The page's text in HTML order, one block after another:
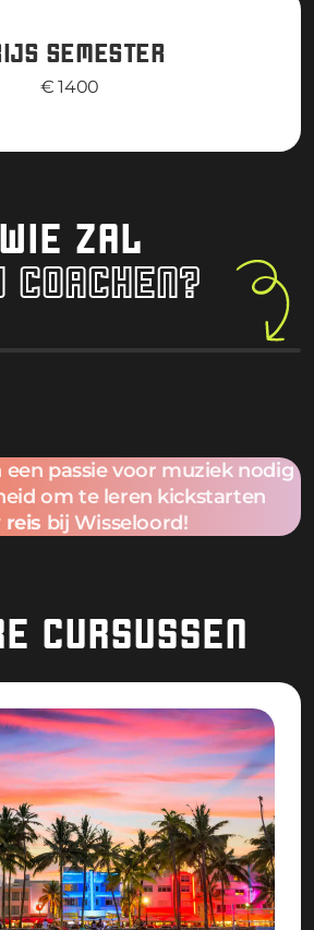
SEMESTER
€ 1400
WIE ZAL
COACHEN?
passie voor muziek nodig
om te leren kickstarten
reis bij Wisseloord!
CURSUSSEN